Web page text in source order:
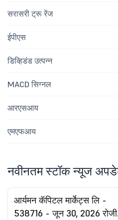
सरासरी ट्रू रेंज
ईपीएस
डिव्हिडंड उत्पन्न
MACD सिग्नल
आरएसआय
एमएफआय
नवीनतम स्टॉक न्यूज
आर्यमन कॅपिटल मार्केट्स लि -
538716 - जून 30, 2026 रोजी